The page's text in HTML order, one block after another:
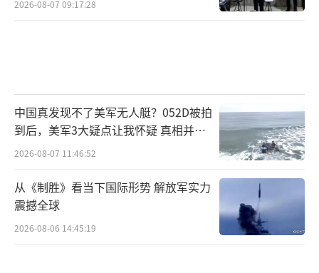
术或许适用于内部争吵，但如果争吵上升到剧
烈的博弈时，平衡术就成了政治投机。投机的
结果，只能导致博弈双方都成为可能的牺牲
自马斯克通过“政府效率部”推动改革以
来，他本人已付出了一些代价。今年以来，特
2026-08-07 09:17:28
中国真发现不了美军无人艇？052D被拍
到后，美军3大疑点让我怀疑 真相并非
如此
2026-08-07 11:46:52
从《制胜》看当下国际形势 解放军实力
震撼全球
2026-08-06 14:45:19